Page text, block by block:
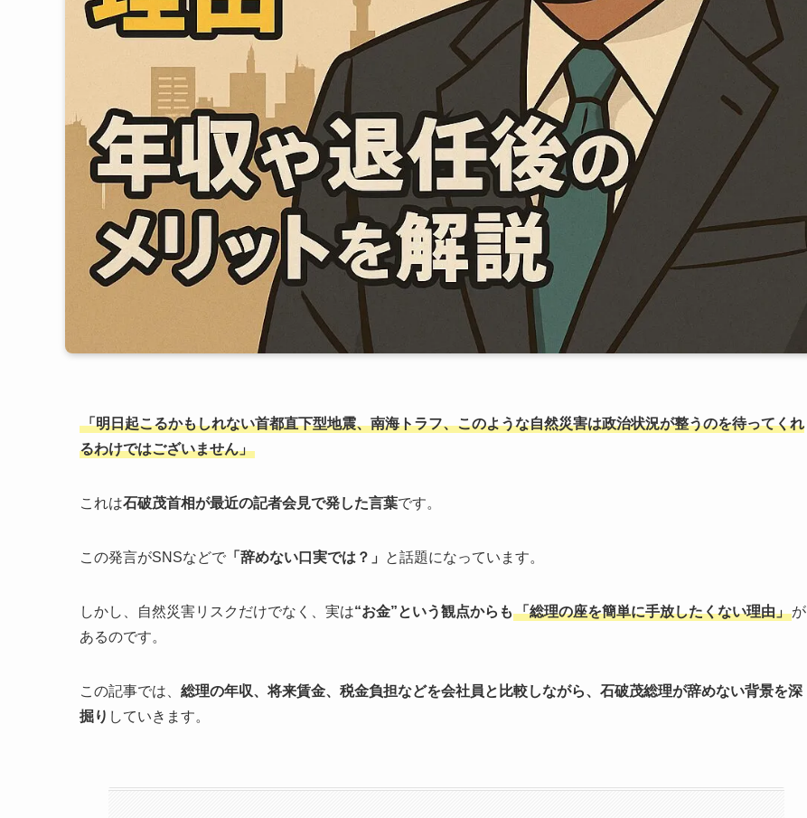
「明日起こるかもしれない首都直下型地震、南海トラフ、このような自然災害は政治状況が整うのを待ってくれ
るわけではございません」
これは石破茂首相が最近の記者会見で発した言葉です。
この発言がSNSなどで 「辞めない口実では？」 と話題になっています。
しかし、自然災害リスクだけでなく、実は“お金”という観点からも 「総理の座を簡単に手放したくない理由」が
あるのです。
この記事では、 総理の年収、将来賃金、税金負担などを会社員と比較しながら、石破茂総理が辞めない背景を深
掘り していきます。